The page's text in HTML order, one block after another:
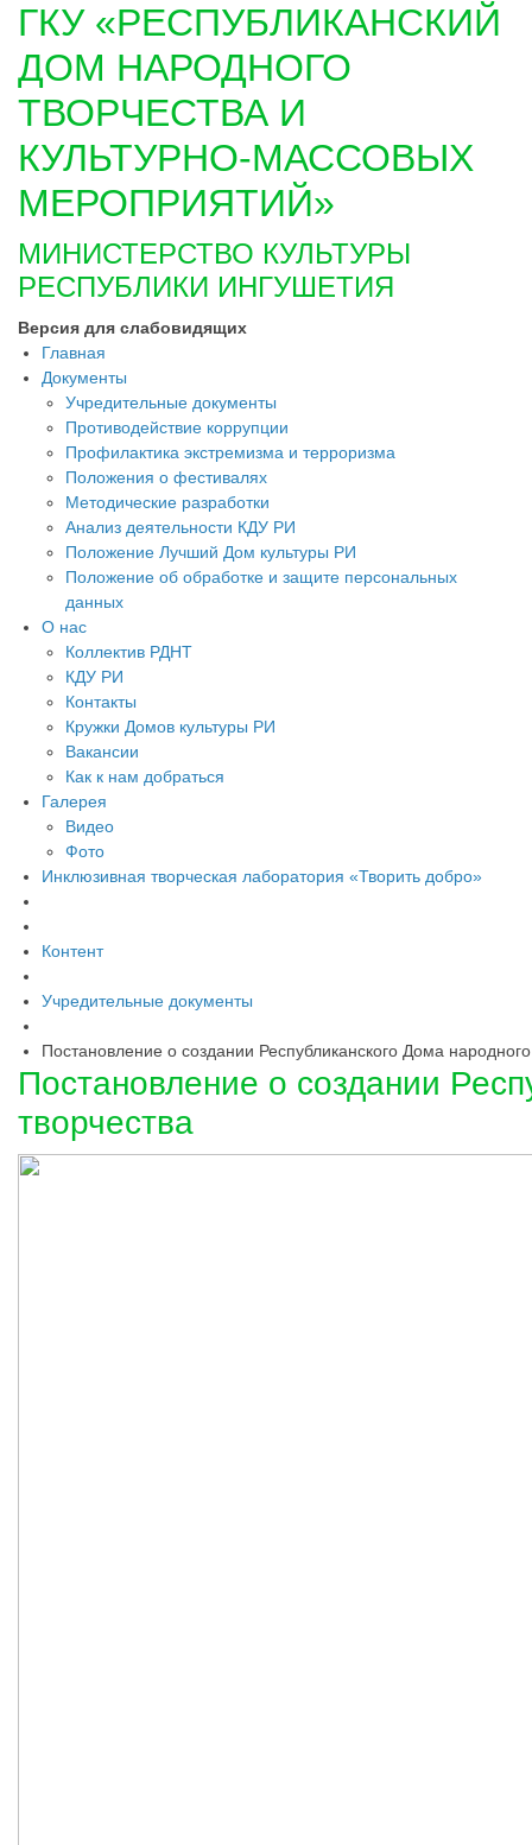
ГКУ «РЕСПУБЛИКАНСКИЙ
ДОМ НАРОДНОГО
ТВОРЧЕСТВА И
КУЛЬТУРНО-МАССОВЫХ
МЕРОПРИЯТИЙ»
МИНИСТЕРСТВО КУЛЬТУРЫ
РЕСПУБЛИКИ ИНГУШЕТИЯ
Версия для слабовидящих
Главная
Документы
Учредительные документы
Противодействие коррупции
Профилактика экстремизма и терроризма
Положения о фестивалях
Методические разработки
Анализ деятельности КДУ РИ
Положение Лучший Дом культуры РИ
Положение об обработке и защите персональных
данных
О нас
Коллектив РДНТ
КДУ РИ
Контакты
Кружки Домов культуры РИ
Вакансии
Как к нам добраться
Галерея
Видео
Фото
Инклюзивная творческая лаборатория «Творить добро»
Контент
Учредительные документы
Постановление о создании Республиканского Дома народного
Постановление о создании
творчества